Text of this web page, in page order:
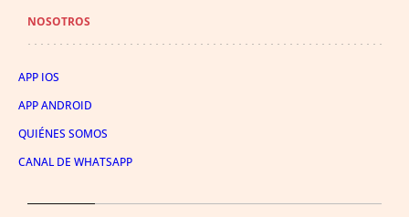
NOSOTROS
APP IOS
APP ANDROID
QUIÉNES SOMOS
CANAL DE WHATSAPP